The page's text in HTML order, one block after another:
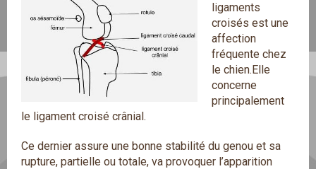
ligaments
croisés est une
affection
fréquente chez
le chien.Elle
concerne
principalement
le ligament croisé crânial.
Ce dernier assure une bonne stabilité du genou et sa
rupture, partielle ou totale, va provoquer l’apparition